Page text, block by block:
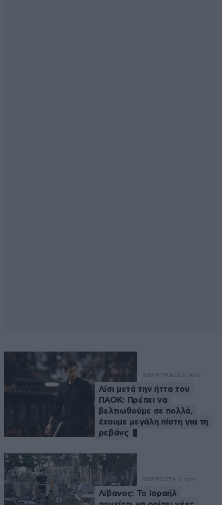
ΑΘΛΗΤΙΚΑ52 λ. πριν
Λίσι μετά την ήττα του
ΠΑΟΚ: Πρέπει να
βελτιωθούμε σε πολλά,
έχουμε μεγάλη πίστη για τη
ρεβάνς
ΚΟΣΜΟΣ59 λ. πριν
Λίβανος: Το Ισραήλ